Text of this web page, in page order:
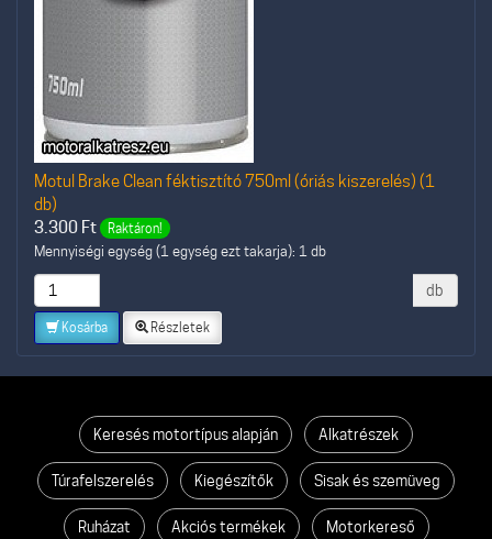
Motul Brake Clean féktisztító 750ml (óriás kiszerelés) (1
db)
3.300 Ft Raktáron!
Mennyiségi egység (1 egység ezt takarja): 1 db
db
Kosárba Részletek
Keresés motortípus alapján Alkatrészek
Túrafelszerelés Kiegészítők Sisak és szemüveg
Ruházat Akciós termékek Motorkereső